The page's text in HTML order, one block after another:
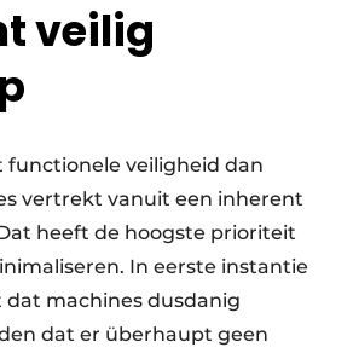
veilig
functionele veiligheid dan
vertrekt vanuit een inherent
heeft de hoogste prioriteit
In eerste instantie
machines dusdanig
dat er überhaupt geen